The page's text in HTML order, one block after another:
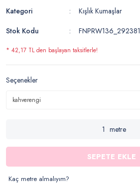
Kategori
Kışlık Kumaşlar
Stok Kodu
FNPRW136_292381
* 42,17 TL den başlayan taksitlerle!
Seçenekler
metre
SEPETE EKLE
Kaç metre almalıyım?